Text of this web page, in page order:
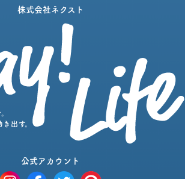
株式会社ネクスト
公式アカウント